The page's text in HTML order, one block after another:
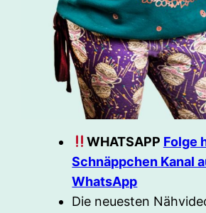
WHATSAPP Folge
Schnäppchen Kanal
WhatsApp
Die neuesten